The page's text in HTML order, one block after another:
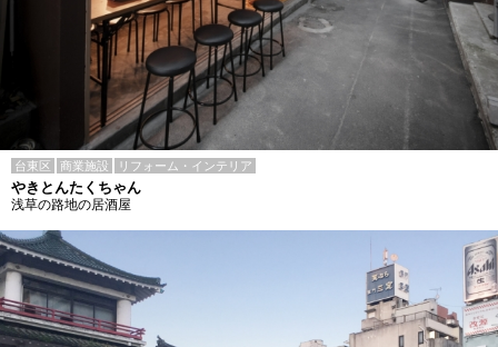
台東区 商業施設 リフォーム・インテリア
やきとんたくちゃん
浅草の路地の居酒屋